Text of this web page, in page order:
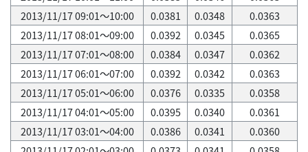
2013/11/17 09:01～10:00
0.0381 0.0348
0.0363
2013/11/17 08:01～09:00
0.0392 0.0345
0.0365
2013/11/17 07:01～08:00
0.0384 0.0347
0.0362
2013/11/17 06:01～07:00
0.0392 0.0342
0.0363
2013/11/17 05:01～06:00
0.0376 0.0335
0.0358
2013/11/17 04:01～05:00
0.0395 0.0340
0.0361
2013/11/17 03:01～04:00
0.0386 0.0341
0.0360